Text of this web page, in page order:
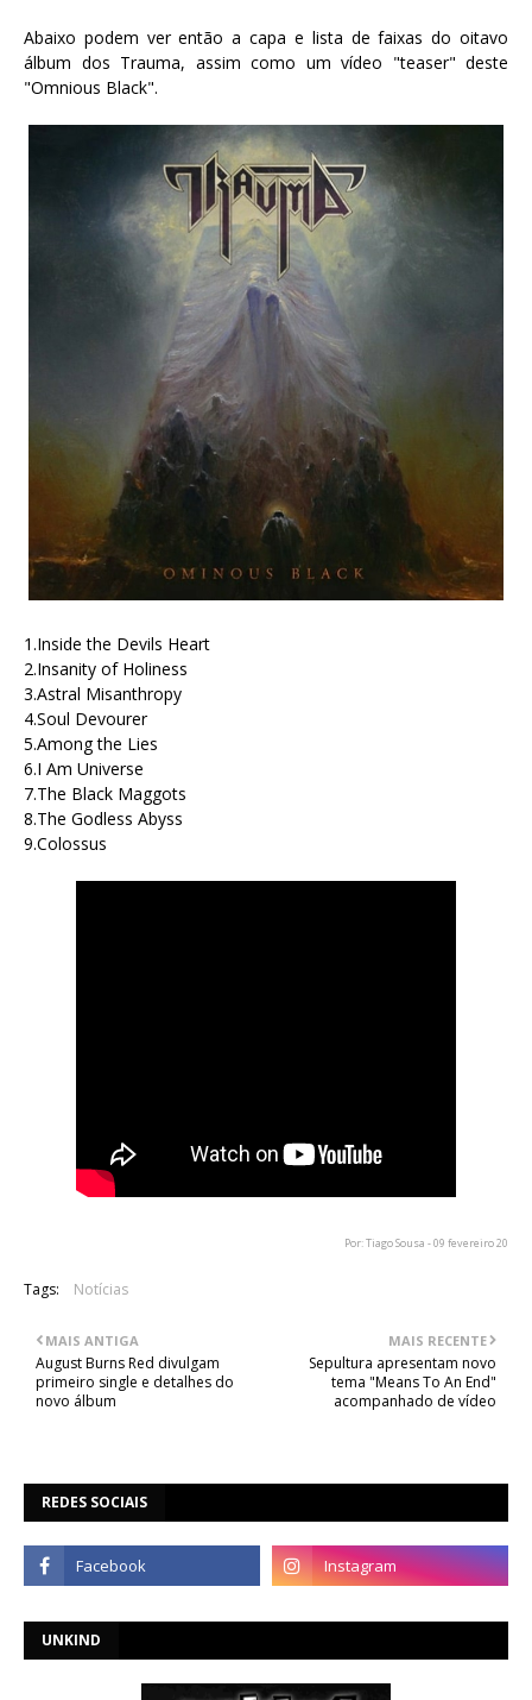
Abaixo podem ver então a capa e lista de faixas do oitavo
álbum dos Trauma, assim como um vídeo "teaser" deste
"Omnious Black".
1.Inside the Devils Heart
2.Insanity of Holiness
3.Astral Misanthropy
4.Soul Devourer
5.Among the Lies
6.I Am Universe
7.The Black Maggots
8.The Godless Abyss
9.Colossus
Por: Tiago Sousa - 09 fevereiro 20
Tags: Notícias
MAIS RECENTE
Sepultura apresentam novo
tema "Means To An End"
acompanhado de vídeo
MAIS ANTIGA
August Burns Red divulgam
primeiro single e detalhes do
novo álbum
REDES SOCIAIS
UNKIND